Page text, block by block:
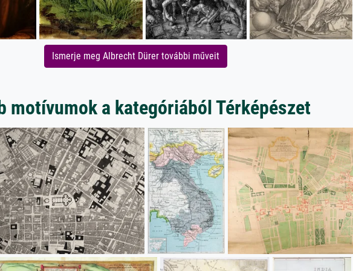
Ismerje meg Albrecht Dürer további műveit
motívumok a kategóriából Térképészet